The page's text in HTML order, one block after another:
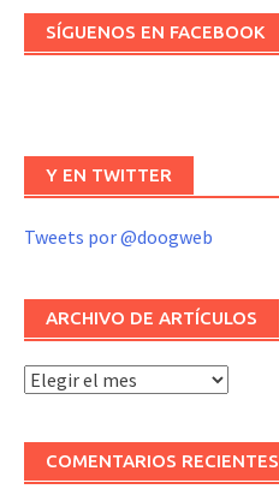
SÍGUENOS EN FACEBOOK
Y EN TWITTER
Tweets por @doogweb
ARCHIVO DE ARTÍCULOS
Archivo
artículos
COMENTARIOS RECIENTES